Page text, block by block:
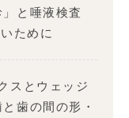
と唾液検査
ために
スとウェッジ
歯の間の形・